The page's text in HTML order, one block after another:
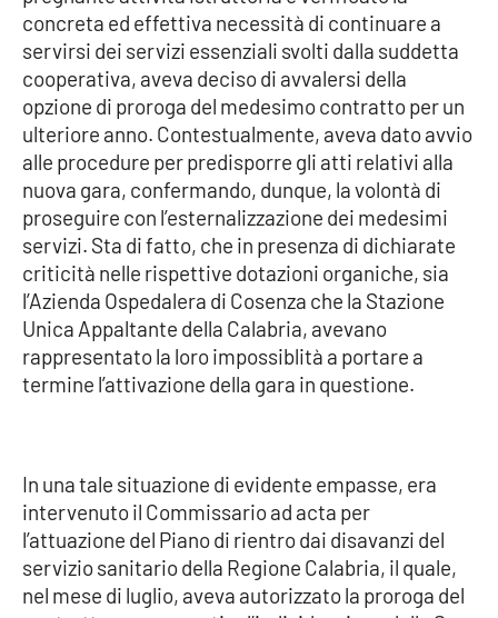
LaC Network
LaC OnAir
EDIZIONI
LOCALI
Catanzaro
Crotone
Vibo Valentia
Cosenza
Lamezia Terme
concreta ed effettiva necessità di continuare a
servirsi dei servizi essenziali svolti dalla suddetta
cooperativa, aveva deciso di avvalersi della
opzione di proroga del medesimo contratto per un
ulteriore anno. Contestualmente, aveva dato avvio
alle procedure per predisporre gli atti relativi alla
nuova gara, confermando, dunque, la volontà di
proseguire con l’esternalizzazione dei medesimi
servizi. Sta di fatto, che in presenza di dichiarate
criticità nelle rispettive dotazioni organiche, sia
l’Azienda Ospedalera di Cosenza che la Stazione
Unica Appaltante della Calabria, avevano
rappresentato la loro impossiblità a portare a
termine l’attivazione della gara in questione.
In una tale situazione di evidente empasse, era
intervenuto il Commissario ad acta per
l’attuazione del Piano di rientro dai disavanzi del
servizio sanitario della Regione Calabria, il quale,
nel mese di luglio, aveva autorizzato la proroga del